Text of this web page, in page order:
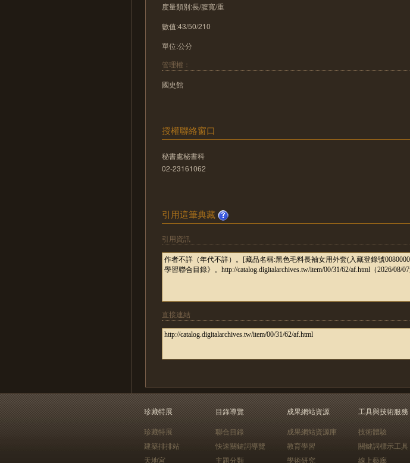
度量類別:長/腹寬/重
數值:43/50/210
單位:公分
管理權：
國史館
授權聯絡窗口
秘書處秘書科
02-23161062
引用這筆典藏
引用資訊
直接連結
珍藏特展
珍藏特展
建築排排站
天地宮
目錄導覽
聯合目錄
快速關鍵詞導覽
主題分類
成果網站資源
成果網站資源庫
教育學習
學術研究
工具與技術服務
技術體驗
關鍵詞標示工具
線上藝廊